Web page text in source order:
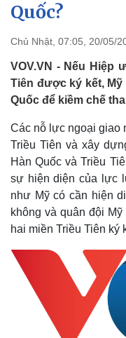
Quốc hội
Nhận diện sự thật
Quốc?
Chủ Nhật, 07:05, 20/05/
VOV.VN - Nếu Hiệp
Tiên được ký kết,
Quốc để kiềm chế
Các nỗ lực ngoại giao
Triều Tiên và xây
Hàn Quốc và Triều
sự hiện diện của lực
như Mỹ có cần hiện
không và quân đội
hai miền Triều Tiên